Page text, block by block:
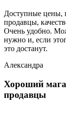
Доступные цены,
продавцы,
Очень удобно.
нужно и, если
это достанут.
Александра
Хороший
продавцы